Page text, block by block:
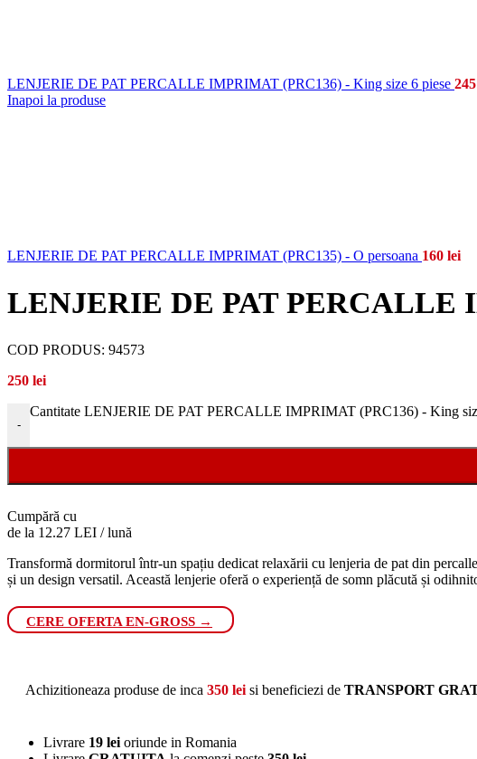
LENJERIE DE PAT PERCALLE IMPRIMAT (PRC136) - King size 6 piese 245
Inapoi la produse
LENJERIE DE PAT PERCALLE IMPRIMAT (PRC135) - O persoana 160 lei
LENJERIE DE PAT PERCALLE
COD PRODUS: 94573
250 lei
-
Cantitate LENJERIE DE PAT PERCALLE IMPRIMAT (PRC136) - King
Cumpără cu
de la 12.27 LEI / lună
Transformă dormitorul într-un spațiu dedicat relaxării cu lenjeria de pat din
și un design versatil. Această lenjerie oferă o experiență de somn plăcută și
CERE OFERTA EN-GROSS →
Achizitioneaza produse de inca 350 lei si beneficiezi de TRANSPORT
Livrare 19 lei oriunde in Romania